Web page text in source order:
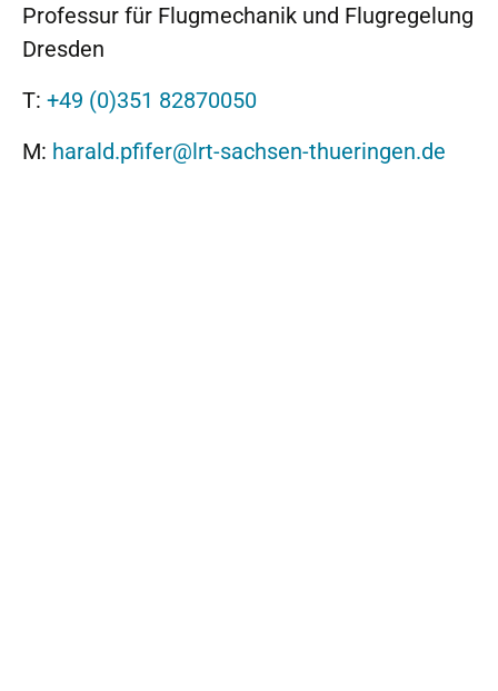
Professur für Flugmechanik und Flugregelung
Dresden
T: +49 (0)351 82870050
M: harald.pfifer@lrt-sachsen-thueringen.de